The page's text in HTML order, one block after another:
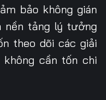
bảo không gián
nền tảng lý tưởng
theo dõi các giải
cần tốn chi